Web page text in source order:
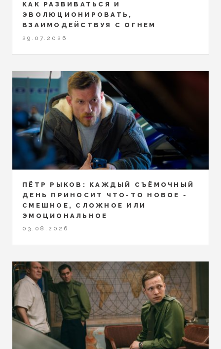
КАК РАЗВИВАТЬСЯ И
ЭВОЛЮЦИОНИРОВАТЬ,
ВЗАИМОДЕЙСТВУЯ С ОГНЕМ
29.07.2026
ПЁТР РЫКОВ: КАЖДЫЙ СЪЁМОЧНЫЙ
ДЕНЬ ПРИНОСИТ ЧТО-ТО НОВОЕ -
СМЕШНОЕ, СЛОЖНОЕ ИЛИ
ЭМОЦИОНАЛЬНОЕ
03.08.2026